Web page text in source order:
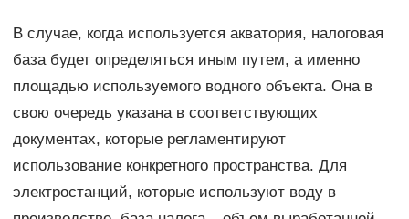
В случае, когда используется акватория, налоговая
база будет определяться иным путем, а именно
площадью используемого водного объекта. Она в
свою очередь указана в соответствующих
документах, которые регламентируют
использование конкретного пространства. Для
электростанций, которые используют воду в